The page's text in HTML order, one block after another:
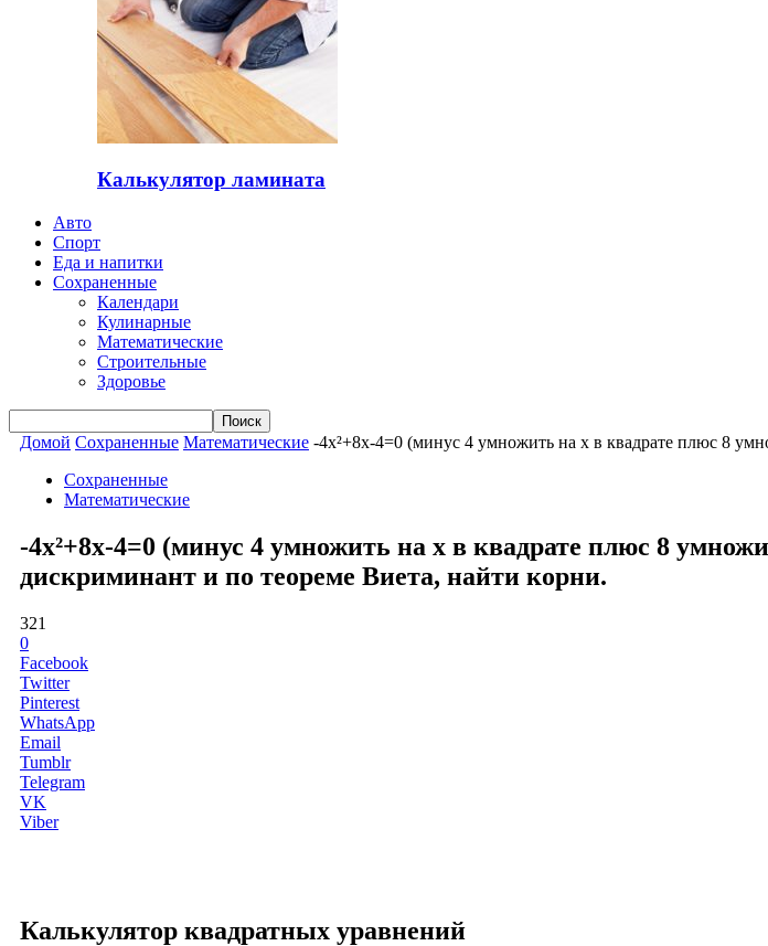
Калькулятор ламината
Авто
Спорт
Еда и напитки
Сохраненные
Календари
Кулинарные
Математические
Строительные
Здоровье
Домой Сохраненные Математические -4x²+8x-4=0 (минус 4 умножить на x в квадрате плюс 8
Сохраненные
Математические
-4x²+8x-4=0 (минус 4 умножить на x в квадрате плюс 8
дискриминант и по теореме Виета, найти корни.
321
0
Facebook
Twitter
Pinterest
WhatsApp
Email
Tumblr
Telegram
VK
Viber
Калькулятор квадратных уравнений